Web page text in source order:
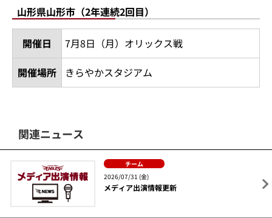
山形県山形市（2年連続2回目）
開催日
7月8日（月）オリックス戦
開催場所
きらやかスタジアム
関連ニュース
チーム
2026/07/31 (金)
メディア出演情報更新